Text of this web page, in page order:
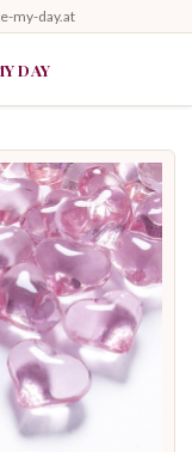
my-day.at
DAY